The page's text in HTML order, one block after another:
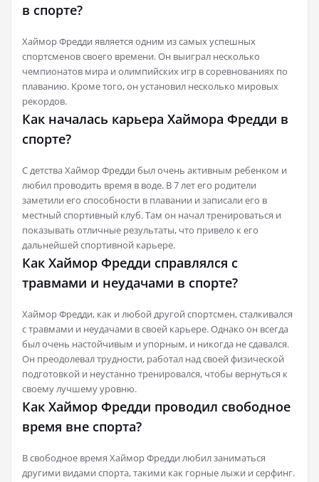
в спорте?
Хаймор Фредди является одним из самых успешных
спортсменов своего времени. Он выиграл несколько
чемпионатов мира и олимпийских игр в соревнованиях по
плаванию. Кроме того, он установил несколько мировых
рекордов.
Как началась карьера Хаймора Фредди в
спорте?
С детства Хаймор Фредди был очень активным ребенком и
любил проводить время в воде. В 7 лет его родители
заметили его способности в плавании и записали его в
местный спортивный клуб. Там он начал тренироваться и
показывать отличные результаты, что привело к его
дальнейшей спортивной карьере.
Как Хаймор Фредди справлялся с
травмами и неудачами в спорте?
Хаймор Фредди, как и любой другой спортсмен, сталкивался
с травмами и неудачами в своей карьере. Однако он всегда
был очень настойчивым и упорным, и никогда не сдавался.
Он преодолевал трудности, работал над своей физической
подготовкой и неустанно тренировался, чтобы вернуться к
своему лучшему уровню.
Как Хаймор Фредди проводил свободное
время вне спорта?
В свободное время Хаймор Фредди любил заниматься
другими видами спорта, такими как горные лыжи и серфинг.